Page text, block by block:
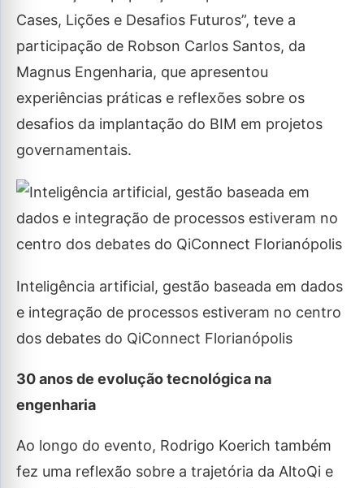
Cases, Lições e Desafios Futuros”, teve a
participação de Robson Carlos Santos, da
Magnus Engenharia, que apresentou
experiências práticas e reflexões sobre os
desafios da implantação do BIM em projetos
governamentais.
Inteligência artificial, gestão baseada em dados
e integração de processos estiveram no centro
dos debates do QiConnect Florianópolis
30 anos de evolução tecnológica na
engenharia
Ao longo do evento, Rodrigo Koerich também
fez uma reflexão sobre a trajetória da AltoQi e